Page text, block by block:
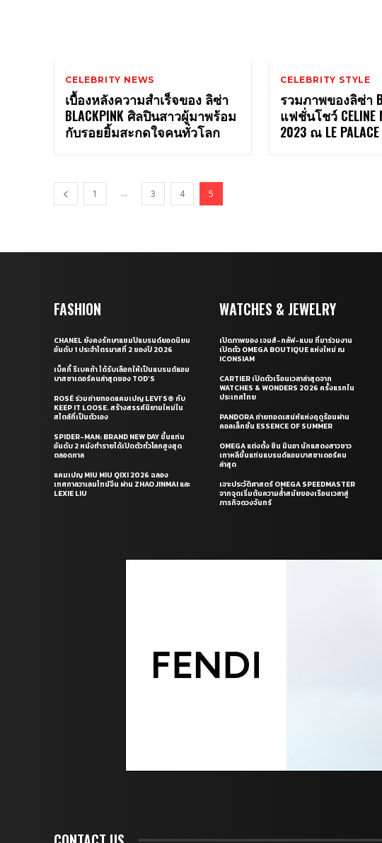
CELEBRITY NEWS
เบื้องหลังความสำเร็จของ ลิซ่า
BLACKPINK ศิลปินสาวผู้มาพร้อม
กับรอยยิ้มสะกดใจคนทั่วโลก
CELEBRITY STYLE
รวมภาพของลิซ่า
แฟชั่นโชว์ CELINE
2023 ณ LE
1 ... 3 4 5
FASHION
CHANEL ยังคงรักษาแชมป์แบรนด์ยอดนิยม
อันดับ 1 ประจำไตรมาสที่ 2 ของปี 2026
เบ็คกี้ รีเบคก้า ได้รับเลือกให้เป็นแบรนด์แอม
บาสซาเดอร์คนล่าสุดของ TOD’S
ROSÉ ร่วมถ่ายทอดแคมเปญ LEVI’S® กับ
KEEP IT LOOSE. สร้างสรรค์นิยามใหม่ใน
สไตล์ที่เป็นตัวเอง
SPIDER-MAN: BRAND NEW DAY ขึ้นแท่น
อันดับ 2 หนังทำรายได้เปิดตัวทั่วโลกสูงสุด
ตลอดกาล
แคมเปญ MIU MIU QIXI 2026 ฉลอง
เทศกาลวาเลนไทน์จีน ผ่าน ZHAO JINMAI และ
LEXIE LIU
WATCHES & JEWELRY
เปิดภาพของ เจมส์-กลัฟ-แบม ที่มาร่วมงาน
เปิดตัว OMEGA BOUTIQUE แห่งใหม่ ณ
ICONSIAM
CARTIER เปิดตัวเรือนเวลาล่าสุดจาก
WATCHES & WONDERS 2026 ครั้งแรกใน
ประเทศไทย
PANDORA ถ่ายทอดเสน่ห์แห่งฤดูร้อนผ่าน
คอลเล็กชั่น ESSENCE OF SUMMER
OMEGA แต่งตั้ง ชิน มินอา นักแสดงสาวชาว
เกาหลีขึ้นแท่นแบรนด์แอมบาสซาเดอร์คน
ล่าสุด
เจาะประวัติศาสตร์ OMEGA SPEEDMASTER
จากจุดเริ่มต้นความล้ำสมัยของเรือนเวลาสู่
ภารกิจดวงจันทร์